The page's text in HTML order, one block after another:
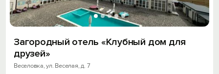
Загородный отель «Клубный дом для
друзей»
Веселовка, ул. Веселая, д. 7